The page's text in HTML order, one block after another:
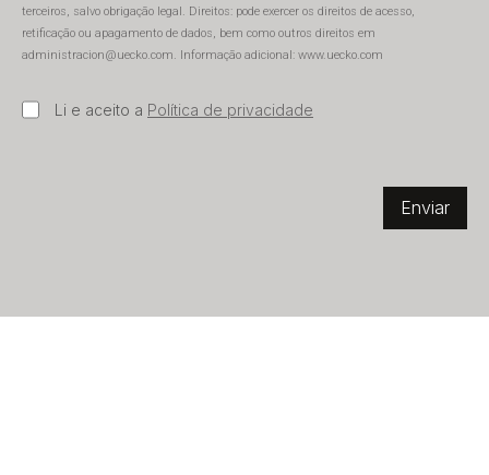
terceiros, salvo obrigação legal. Direitos: pode exercer os direitos de acesso,
retificação ou apagamento de dados, bem como outros direitos em
administracion@uecko.com. Informação adicional: www.uecko.com
Li e aceito a Política de privacidade